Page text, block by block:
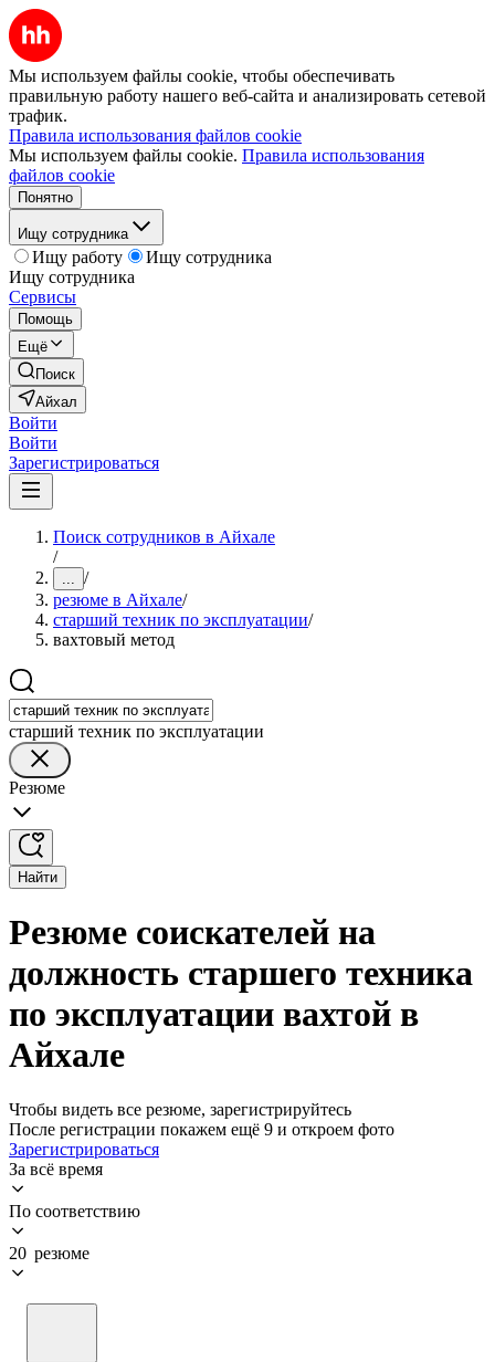
Мы используем файлы cookie, чтобы обеспечивать
правильную работу нашего веб-сайта и анализировать сетевой
трафик.
Правила использования файлов cookie
Мы используем файлы cookie. Правила использования
файлов cookie
Понятно
Ищу сотрудника
Ищу работу
Ищу сотрудника
Ищу сотрудника
Сервисы
Помощь
Ещё
Поиск
Айхал
Войти
Войти
Зарегистрироваться
Поиск сотрудников в Айхале
/
... /
резюме в Айхале/
старший техник по эксплуатации/
вахтовый метод
старший техник по эксплуатации
Резюме
Найти
Резюме соискателей на
должность старшего техника
по эксплуатации вахтой в
Айхале
Чтобы видеть все резюме, зарегистрируйтесь
После регистрации покажем ещё 9 и откроем фото
Зарегистрироваться
За всё время
По соответствию
20 резюме